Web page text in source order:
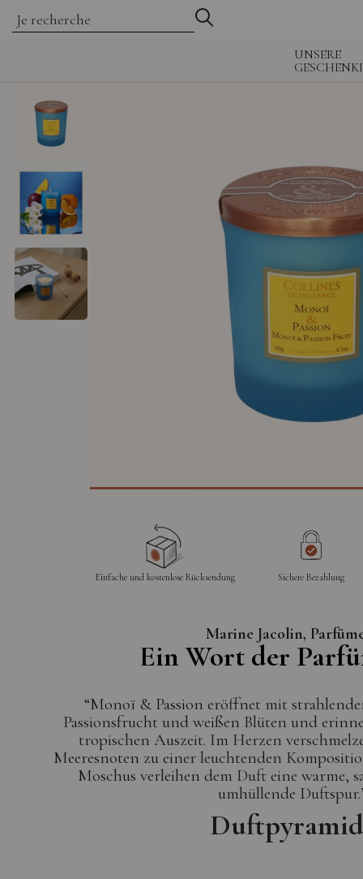
UNSERE
Einfache und kostenlose Rücksendung Sichere Bezahlung
Marine Jacolin,
Ein Wort der
“Monoï & Passion eröffnet mit
Passionsfrucht und weißen Blüten und
tropischen Auszeit. Im Herzen
Meeresnoten zu einer leuchtenden
Moschus verleihen dem Duft eine warme,
umhüllende